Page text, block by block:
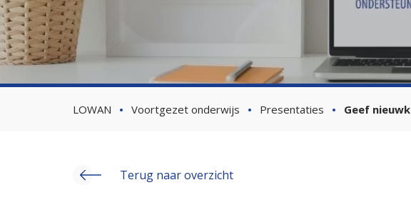
LOWAN Voortgezet onderwijs Presentaties Geef
Terug naar overzicht